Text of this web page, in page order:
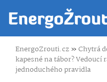
EnergoZrouti.cz»Chytrá
kapesné na tábor?
jednoduchého pravidla